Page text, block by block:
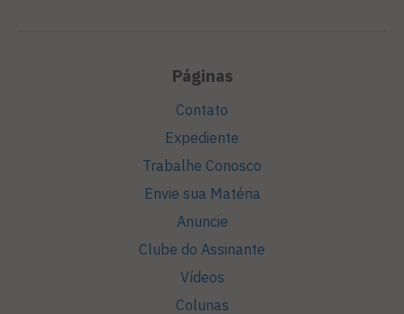
Páginas
Contato
Expediente
Trabalhe Conosco
Envie sua Matéria
Anuncie
Clube do Assinante
Vídeos
Colunas